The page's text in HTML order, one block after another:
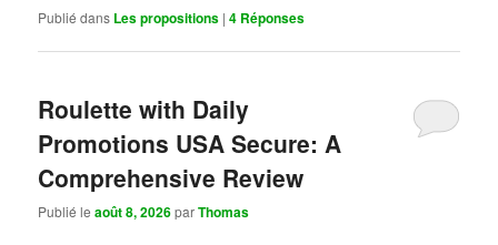
Publié dans Les propositions |4 Réponses
Roulette with Daily
Promotions USA Secure: A
Comprehensive Review
Publié leaoût 8, 2026parThomas